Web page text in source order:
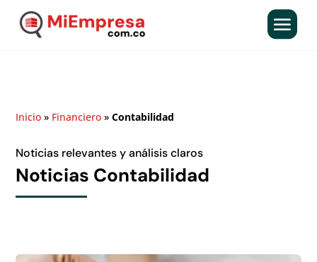
Inicio » Financiero »Contabilidad
Noticias relevantes y análisis claros
Noticias Contabilidad